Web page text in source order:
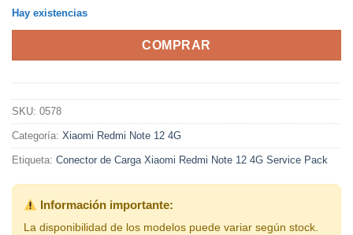
Hay existencias
COMPRAR
SKU: 0578
Categoría: Xiaomi Redmi Note 12 4G
Etiqueta: Conector de Carga Xiaomi Redmi Note 12 4G Service Pack
Información importante:
La disponibilidad de los modelos puede variar según stock.